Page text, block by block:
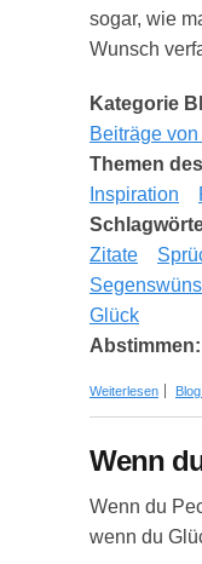
sogar, wie
Wunsch
Kategorie
Beiträge
Themen
Inspiration
Zitate
Glück
Abstimmen:
Weiterlesen über
Wenn
Wenn du
wenn du